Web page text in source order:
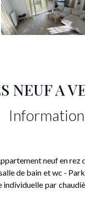
NEUF A
neuf en
de bain et wc -
individuelle par